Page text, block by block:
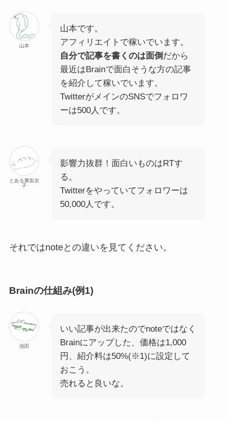
山本
山本です。
アフィリエイトで稼いでいます。
自分で記事を書くのは面倒 だから
最近はBrainで面白そうな方の記事
を紹介して稼いでいます。
TwitterがメインのSNSでフォロワ
ーは500人 です。
とある裏垢女
子
影響力抜群！面白いものはRTす
る。
Twitterをやっていてフォロワーは
50,000人 です。
それではnoteとの違いを見てください。
Brainの仕組み(例1)
池田
いい記事が出来たのでnoteではなく
Brainにアップした、価格は1,000
円、紹介料は50%(※1)に設定して
おこう。
売れると良いな。